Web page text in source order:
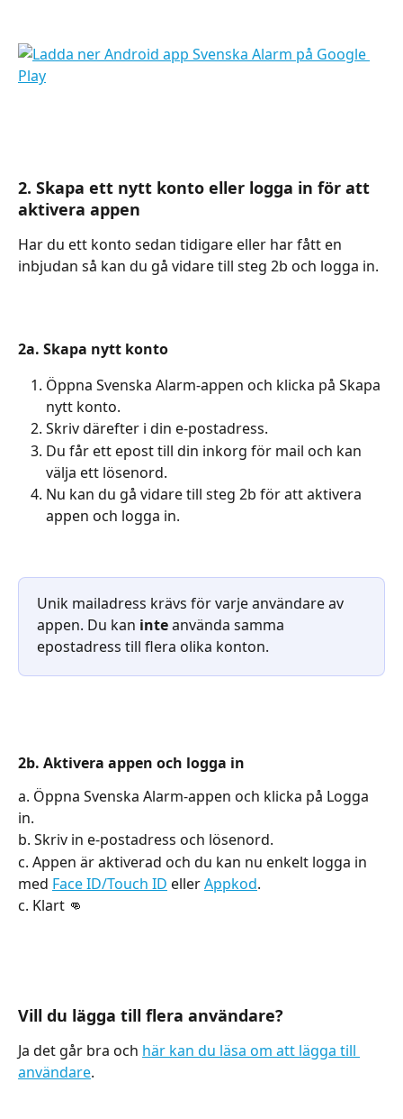
2. Skapa ett nytt konto eller logga in för att
aktivera appen
Har du ett konto sedan tidigare eller har fått en
inbjudan så kan du gå vidare till steg 2b och logga in.
2a. Skapa nytt konto
Öppna Svenska Alarm-appen och klicka på Skapa
nytt konto.
Skriv därefter i din e-postadress.
Du får ett epost till din inkorg för mail och kan
välja ett lösenord.
Nu kan du gå vidare till steg 2b för att aktivera
appen och logga in.
Unik mailadress krävs för varje användare av
appen. Du kan inte använda samma
epostadress till flera olika konton.
2b. Aktivera appen och logga in
a. Öppna Svenska Alarm-appen och klicka på Logga
in.
b. Skriv in e-postadress och lösenord.
c. Appen är aktiverad och du kan nu enkelt logga in
med Face ID/Touch ID eller Appkod.
c. Klart 👊
Vill du lägga till flera användare?
Ja det går bra och här kan du läsa om att lägga till
användare.